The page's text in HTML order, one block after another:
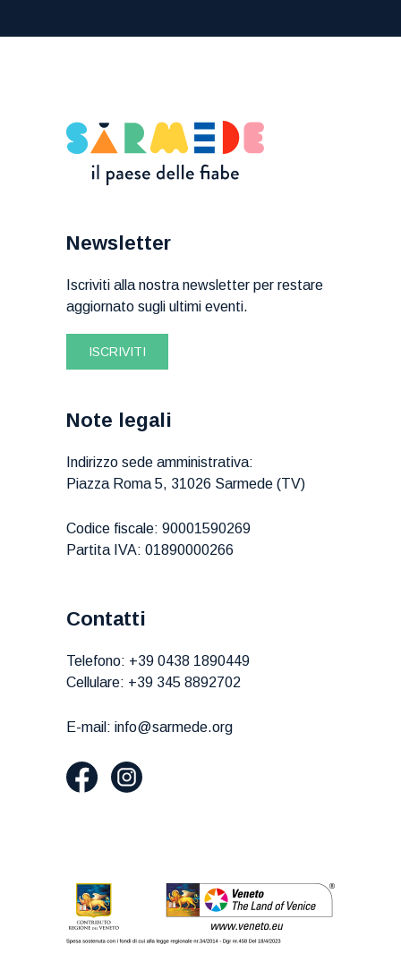
Newsletter
Iscriviti alla nostra newsletter per restare
aggiornato sugli ultimi eventi.
ISCRIVITI
Note legali
Indirizzo sede amministrativa:
Piazza Roma 5, 31026 Sarmede (TV)
Codice fiscale: 90001590269
Partita IVA: 01890000266
Contatti
Telefono: +39 0438 1890449
Cellulare: +39 345 8892702
E-mail: info@sarmede.org